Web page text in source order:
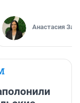
Анастасия